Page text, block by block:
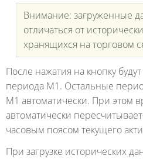
Внимание: загруженные
отличаться от
хранящихся на торговом
После нажатия на кнопку
периода M1. Остальные
М1 автоматически. При этом
автоматически
часовым поясом текущего
При загрузке исторических